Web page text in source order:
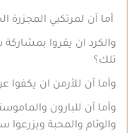
أما آن لمرتكبي المجزرة
والكرد ان يقروا
تلك؟
وأما آن للأرمن ان
وأما آن للبارون
والوئام والمحبة